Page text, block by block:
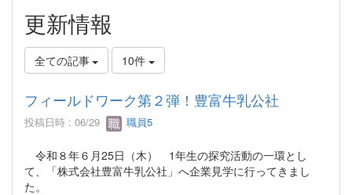
更新情報
全ての記事 10件
フィールドワーク第２弾！豊富牛乳公社
投稿日時 : 06/29 職員5
令和８年６月25日（木） 1年生の探究活動の一環とし
て、「株式会社豊富牛乳公社」へ企業見学に行ってきまし
た。